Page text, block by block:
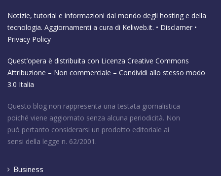
Notizie, tutorial e informazioni dal mondo degli hosting e della
tecnologia. Aggiornamenti a cura di Keliweb.it. • Disclamer •
Privacy Policy
Quest’opera è distribuita con Licenza Creative Commons
Attribuzione – Non commerciale – Condividi allo stesso modo
3.0 Italia
Questo blog non rappresenta una testata giornalistica
poiché viene aggiornato senza alcuna periodicità. Non
può pertanto considerarsi un prodotto editoriale ai
sensi della legge n. 62/2001.
Business